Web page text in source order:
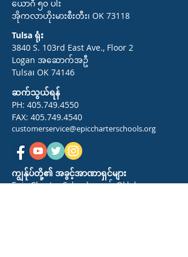
ယောဂီ ၅၀ ပါး
အိုကလာဟိုးမားစီးတီး၊ OK 73118
Tulsa ရုံး
3840 S. 103rd East Ave., Floor 2
Logan အဆောက်အဦ
Tulsa၊ OK 74146
ဆက်သွယ်ရန်
PH: 405.749.4550
FAX: 405.749.4540
customerservice@epiccharterschools.org
ကျွန်ုပ်တို့၏ အခွင့်အာဏာရှင်များ
Epic Charter Schools သည် Oklahoma